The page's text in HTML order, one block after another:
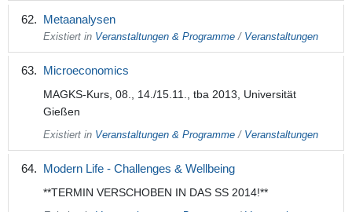
Metaanalysen
Existiert in Veranstaltungen & Programme / Veranstaltungen
Microeconomics
MAGKS-Kurs, 08., 14./15.11., tba 2013, Universität
Gießen
Existiert in Veranstaltungen & Programme / Veranstaltungen
Modern Life - Challenges & Wellbeing
**TERMIN VERSCHOBEN IN DAS SS 2014!**